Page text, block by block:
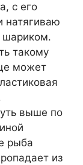
с его
натягиваю
шариком.
такому
может
выше по
рыба
из